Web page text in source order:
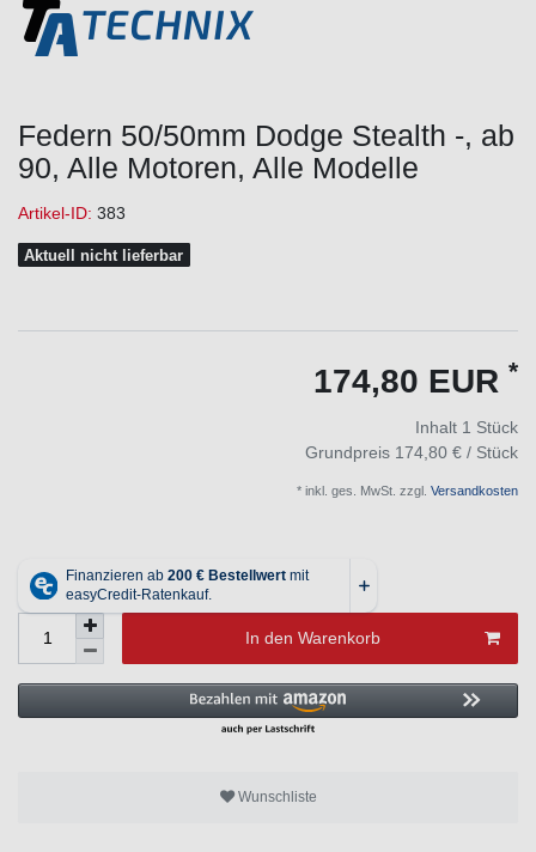
Federn 50/50mm Dodge Stealth -, ab
90, Alle Motoren, Alle Modelle
Artikel-ID: 383
Aktuell nicht lieferbar
174,80 EUR *
Inhalt 1 Stück
Grundpreis 174,80 € / Stück
* inkl. ges. MwSt. zzgl. Versandkosten
In den Warenkorb
Wunschliste